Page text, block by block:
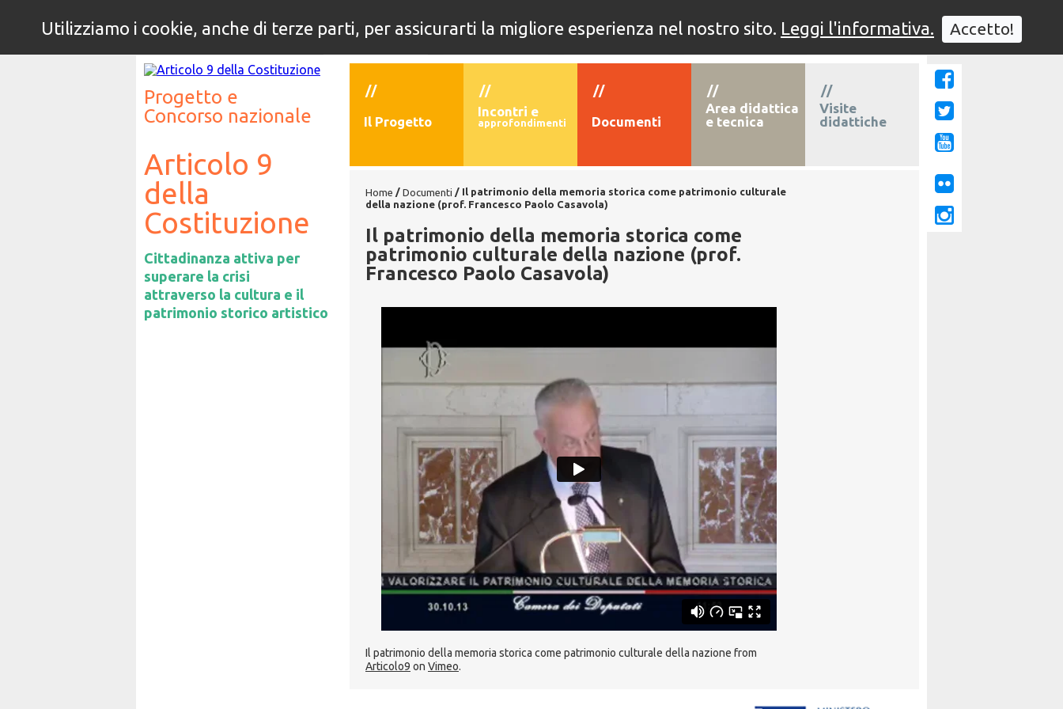
5° edizione 4° edizione 3° edizione 2° edizione 1° edizione
Progetto e
Concorso nazionale
Articolo 9
della
Costituzione
Cittadinanza attiva per
superare la crisi
attraverso la cultura e il
patrimonio storico artistico
Il Progetto
//
Incontri e
approfondimenti
//
Documenti
//
Area didattica
e tecnica
//
Visite
didattiche
//
Home / Documenti / Il patrimonio della memoria storica come patrimonio culturale
della nazione (prof. Francesco Paolo Casavola)
Il patrimonio della memoria storica come
patrimonio culturale della nazione (prof.
Francesco Paolo Casavola)
Il patrimonio della memoria storica come patrimonio culturale della nazione from
Articolo9 on Vimeo.
Utilizziamo i cookie, anche di terze parti, per assicurarti la migliore esperienza nel nostro sito. Leggi l'informativa. Accetto!